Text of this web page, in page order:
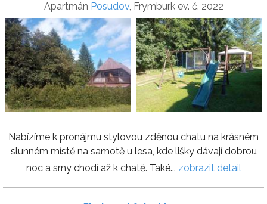
Apartmán Posudov, Frymburk ev. č. 2022
Nabízíme k pronájmu stylovou zděnou chatu na krásném
slunném místě na samotě u lesa, kde lišky dávají dobrou
noc a srny chodí až k chatě. Také... zobrazit detail